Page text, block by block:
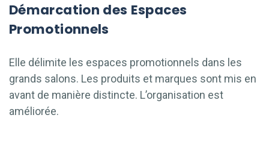
Démarcation des Espaces
Promotionnels
Elle délimite les espaces promotionnels dans les
grands salons. Les produits et marques sont mis en
avant de manière distincte. L’organisation est
améliorée.